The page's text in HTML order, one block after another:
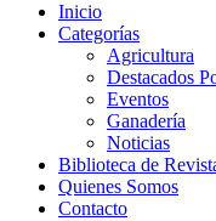
Inicio
Categorías
Agricultura
Destacados
Eventos
Ganadería
Noticias
Biblioteca de
Quienes Somos
Contacto